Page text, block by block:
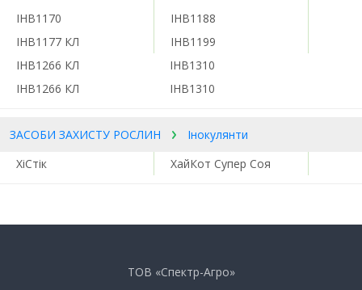
ІНВ1170
ІНВ1177 КЛ
ІНВ1188
ІНВ1199
ІНВ1266 КЛ
ІНВ1266 КЛ
ІНВ1310
ІНВ1310
ЗАСОБИ ЗАХИСТУ РОСЛИН
Інокулянти
ХіСтік
ХайКот Супер Соя
ТОВ «Спектр-Агро»